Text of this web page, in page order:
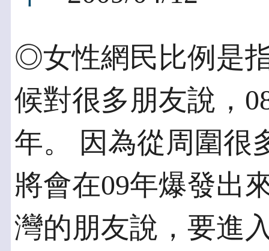
◎女性網民比例是
候對很多朋友說，
年。 因為從周圍很
將會在09年爆發出
灣的朋友說，要進